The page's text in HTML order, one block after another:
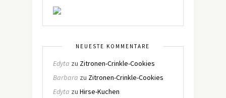
NEUESTE KOMMENTARE
Edyta zu Zitronen-Crinkle-Cookies
Barbara zu Zitronen-Crinkle-Cookies
Edyta zu Hirse-Kuchen